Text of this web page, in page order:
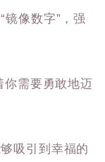
镜像数字”，强
你需要勇敢地迈
吸引到幸福的